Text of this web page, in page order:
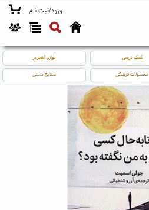
ورود/ثبت نام
کمک درسی لوازم التحریر
محصولات فرهنگی صنایع دستی